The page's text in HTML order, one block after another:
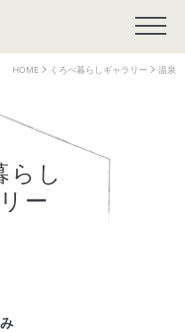
HOME くろべ暮らしギャラリー 温泉
らし
ー